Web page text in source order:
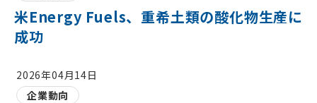
米Energy Fuels、重希土類の酸化物生産に
成功
2026年04月14日
企業動向